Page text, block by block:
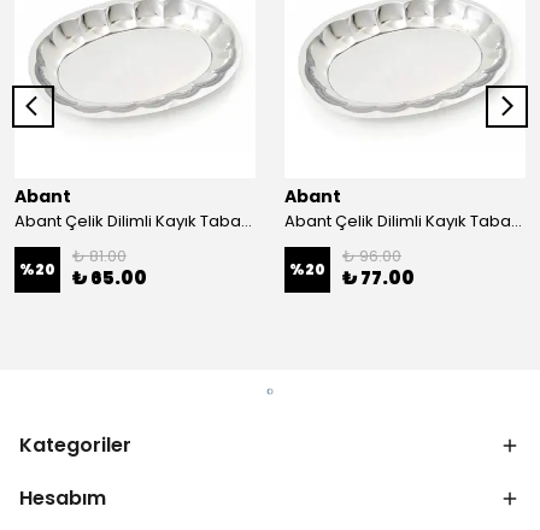
Abant
Abant Çelik Dilimli Kayık Tabak No:1 ; 14x21 cm.
%20
₺ 81.00
₺ 65.00
Abant
Abant Çelik Dilimli Kayık Tabak No:2 ; 16,5x24,5 cm.
%20
₺ 96.00
₺ 77.00
Kategoriler
Hesabım